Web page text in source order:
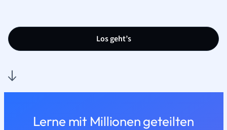
Los geht’s
Lerne mit Millionen geteilten